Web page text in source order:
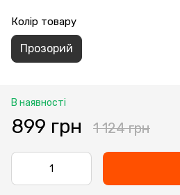
Колір товару
Прозорий
В наявності
899 грн 1 124 грн